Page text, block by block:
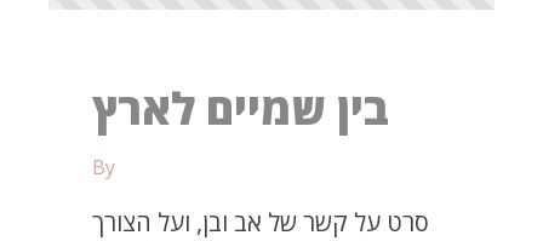
בין שמיים לארץ
By
סרט על קשר של אב ובן, ועל הצורך